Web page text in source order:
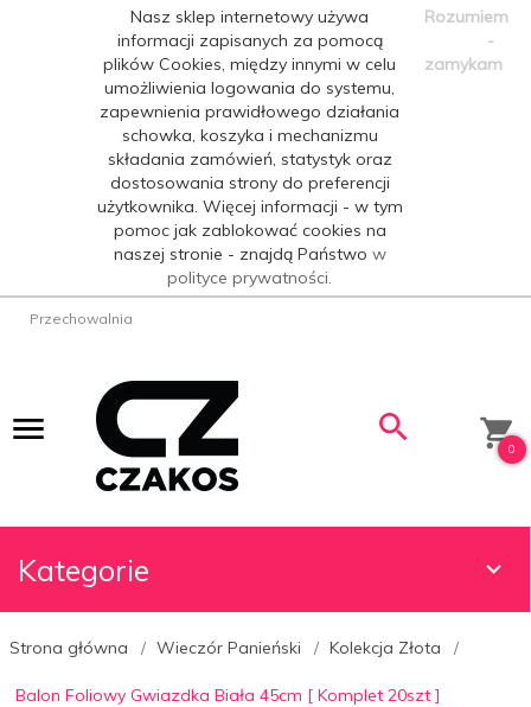
Nasz sklep internetowy używa
informacji zapisanych za pomocą
plików Cookies, między innymi w celu
umożliwienia logowania do systemu,
zapewnienia prawidłowego działania
schowka, koszyka i mechanizmu
składania zamówień, statystyk oraz
dostosowania strony do preferencji
użytkownika. Więcej informacji - w tym
pomoc jak zablokować cookies na
naszej stronie - znajdą Państwo w
polityce prywatności.
Rozumiem
-
zamykam
Przechowalnia
0
Kategorie
Strona główna Wieczór Panieński Kolekcja Złota
Balon Foliowy Gwiazdka Biała 45cm [ Komplet 20szt ]